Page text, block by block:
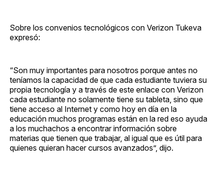
Sobre los convenios tecnológicos con Verizon Tukeva
expresó:
“Son muy importantes para nosotros porque antes no
teníamos la capacidad de que cada estudiante tuviera su
propia tecnología y a través de este enlace con Verizon
cada estudiante no solamente tiene su tableta, sino que
tiene acceso al Internet y como hoy en día en la
educación muchos programas están en la red eso ayuda
a los muchachos a encontrar información sobre
materias que tienen que trabajar, al igual que es útil para
quienes quieran hacer cursos avanzados”, dijo.